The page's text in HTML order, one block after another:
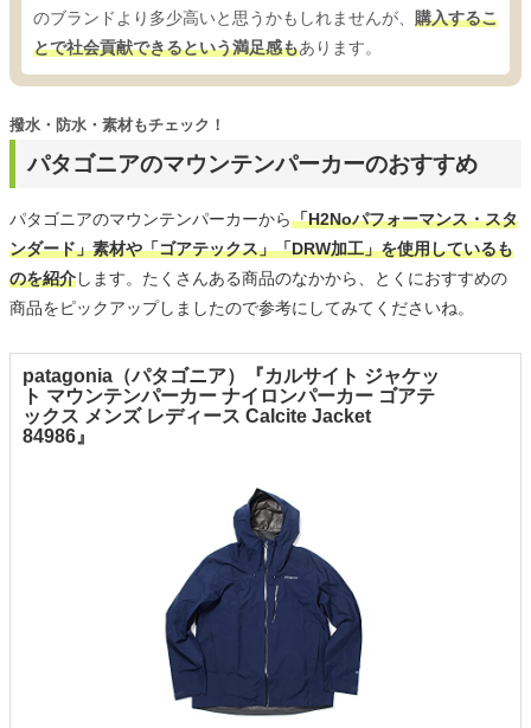
のブランドより多少高いと思うかもしれませんが、 購入するこ
とで社会貢献できるという満足感もあります。
パタゴニアのマウンテンパーカーのおすすめ
撥水・防水・素材もチェック！
パタゴニアのマウンテンパーカーから「H2Noパフォーマンス・スタ
ンダード」素材や「ゴアテックス」「DRW加工」を使用しているも
のを紹介します。たくさんある商品のなかから、とくにおすすめの
商品をピックアップしましたので参考にしてみてくださいね。
patagonia（パタゴニア）『カルサイト ジャケッ
ト マウンテンパーカー ナイロンパーカー ゴアテ
ックス メンズ レディース Calcite Jacket
84986』